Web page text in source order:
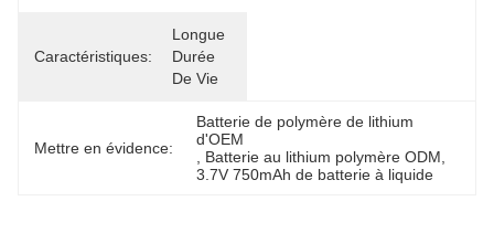
Caractéristiques:
Longue
Durée
De Vie
Mettre en évidence:
Batterie de polymère de lithium
d'OEM
Batterie au lithium polymère ODM
3.7V 750mAh de batterie à liquide